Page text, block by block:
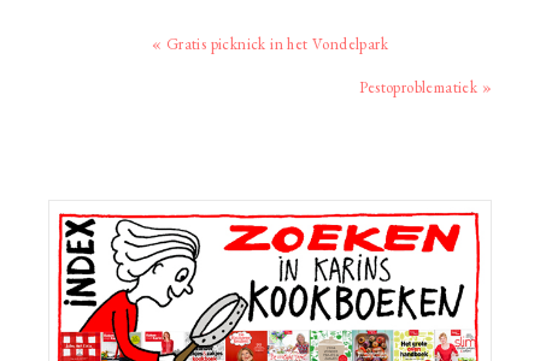
Vorig
« Gratis picknick in het Vondelpark
Volgend
Pestoproblematiek »
Primaire
Sidebar